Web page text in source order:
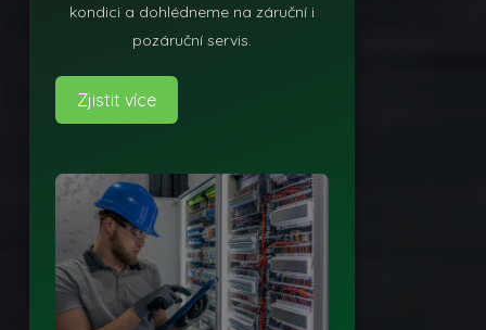
kondici a dohlédneme na záruční i
pozáruční servis.
Zjistit více